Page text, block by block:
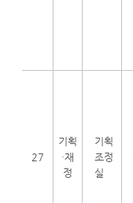
27
기획
·재
정
기획
조정
실